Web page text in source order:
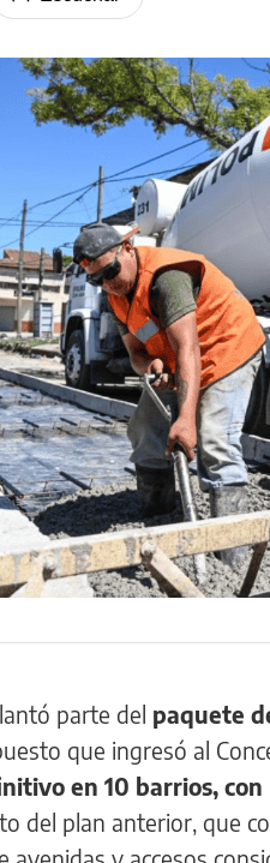
parte del paquete
que ingresó al
en 10 barrios,
del plan anterior, que